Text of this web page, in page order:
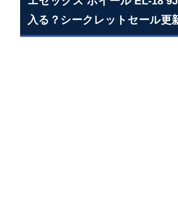
入る？シークレットセール更